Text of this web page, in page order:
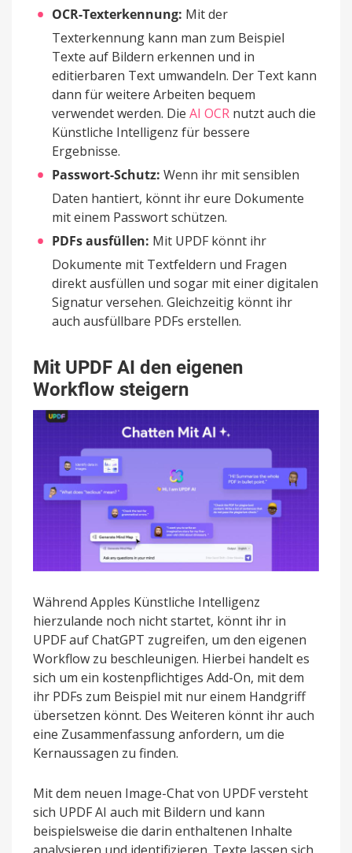
OCR-Texterkennung: Mit der
Texterkennung kann man zum Beispiel
Texte auf Bildern erkennen und in
editierbaren Text umwandeln. Der Text kann
dann für weitere Arbeiten bequem
verwendet werden. Die AI OCR nutzt auch die
Künstliche Intelligenz für bessere
Ergebnisse.
Passwort-Schutz: Wenn ihr mit sensiblen
Daten hantiert, könnt ihr eure Dokumente
mit einem Passwort schützen.
PDFs ausfüllen: Mit UPDF könnt ihr
Dokumente mit Textfeldern und Fragen
direkt ausfüllen und sogar mit einer digitalen
Signatur versehen. Gleichzeitig könnt ihr
auch ausfüllbare PDFs erstellen.
Mit UPDF AI den eigenen
Workflow steigern
Während Apples Künstliche Intelligenz
hierzulande noch nicht startet, könnt ihr in
UPDF auf ChatGPT zugreifen, um den eigenen
Workflow zu beschleunigen. Hierbei handelt es
sich um ein kostenpflichtiges Add-On, mit dem
ihr PDFs zum Beispiel mit nur einem Handgriff
übersetzen könnt. Des Weiteren könnt ihr auch
eine Zusammenfassung anfordern, um die
Kernaussagen zu finden.
Mit dem neuen Image-Chat von UPDF versteht
sich UPDF AI auch mit Bildern und kann
beispielsweise die darin enthaltenen Inhalte